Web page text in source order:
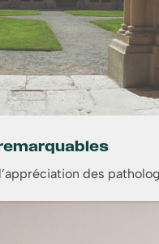
des